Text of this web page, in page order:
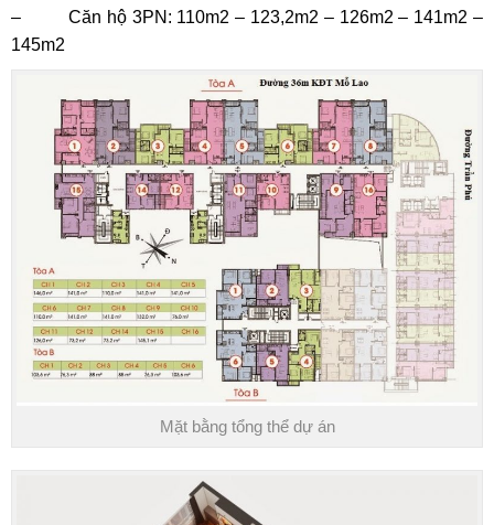
– Căn hộ 3PN: 110m2 – 123,2m2 – 126m2 – 141m2 –
145m2
Mặt bằng tổng thể dự án